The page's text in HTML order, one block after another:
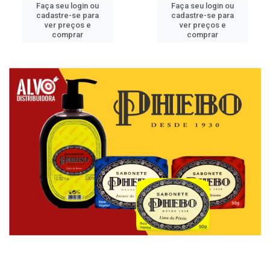
Faça seu login ou
cadastre-se para
ver preços e
comprar
Faça seu login ou
cadastre-se para
ver preços e
comprar